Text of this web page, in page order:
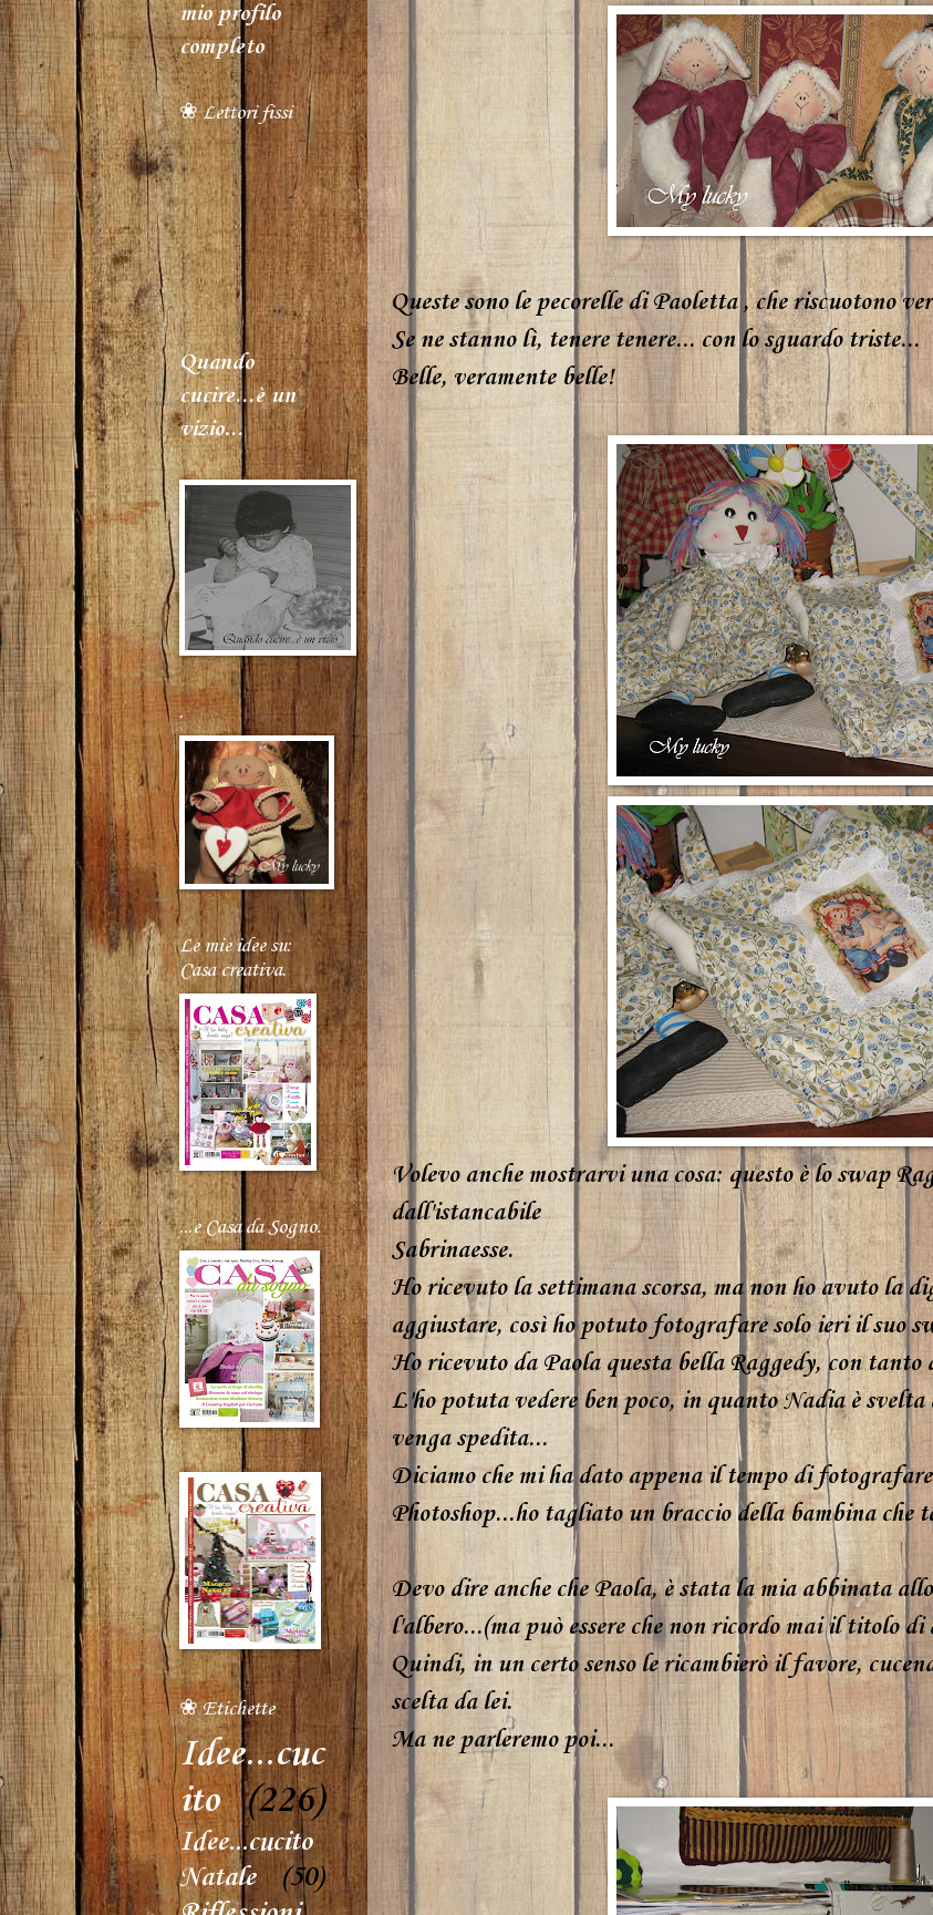
Queste sono le pecorelle diPaoletta, che riscuotono
Se ne stanno lì, tenere tenere... con lo sguardo triste...
Belle, veramente belle!
Volevo anche mostrarvi una cosa: questo è loswap
dall'istancabile
Sabrinaesse.
Ho ricevuto la settimana scorsa, ma non ho avuto la
aggiustare, così ho potuto fotografare solo ieri il suo
Ho ricevuto da Paola questa bella Raggedy, con tanto
L'ho potuta vedere ben poco, in quanto Nadia è
venga spedita...
Diciamo che mi ha dato appena il tempo di
Photoshop...ho tagliato un braccio della bambina
Devo dire anche che Paola, è stata la mia abbinata
l'albero...(ma può essere che non ricordo mai il titolo di
Quindi, in un certo senso le ricambierò il favore,
scelta da lei.
Ma ne parleremo poi...
mio profilo
completo
❀ Lettori fissi
Quando
cucire...è un
vizio...
.
Le mie idee su:
Casa creativa.
...e Casa da Sogno.
❀ Etichette
Idee...cuc
ito
(226)
Idee...cucito
Natale
(50)